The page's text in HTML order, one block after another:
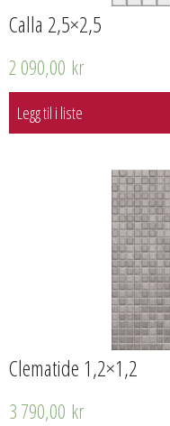
Calla 2,5×2,5
2 090,00 kr
Legg til i liste
Clematide 1,2×1,2
3 790,00 kr